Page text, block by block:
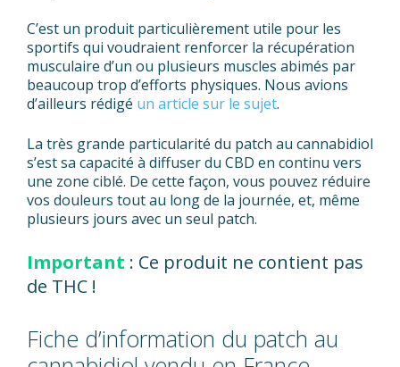
C’est un produit particulièrement utile pour les
sportifs qui voudraient renforcer la récupération
musculaire d’un ou plusieurs muscles abimés par
beaucoup trop d’efforts physiques. Nous avions
d’ailleurs rédigé un article sur le sujet.
La très grande particularité du patch au cannabidiol
s’est sa capacité à diffuser du CBD en continu vers
une zone ciblé. De cette façon, vous pouvez réduire
vos douleurs tout au long de la journée, et, même
plusieurs jours avec un seul patch.
Important : Ce produit ne contient pas
de THC !
Fiche d’information du patch au